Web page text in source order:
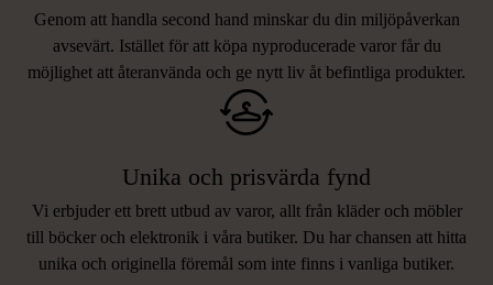
Genom att handla second hand minskar du din miljöpåverkan
avsevärt. Istället för att köpa nyproducerade varor får du
möjlighet att återanvända och ge nytt liv åt befintliga produkter.
Unika och prisvärda fynd
Vi erbjuder ett brett utbud av varor, allt från kläder och möbler
till böcker och elektronik i våra butiker. Du har chansen att hitta
unika och originella föremål som inte finns i vanliga butiker.
LIKNANDE PRODUKTER
Hitta produkter som påminner om denna